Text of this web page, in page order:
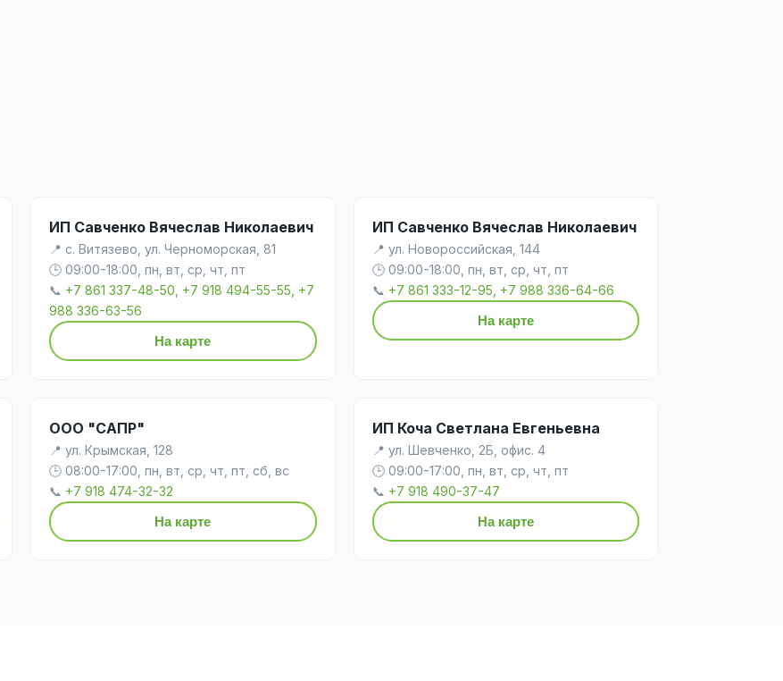
ИП Савченко Вячеслав Николаевич
📍 с. Витязево, ул. Черноморская, 81
🕒 09:00-18:00, пн, вт, ср, чт, пт
📞 +7 861 337-48-50, +7 918 494-55-55, +7
988 336-63-56
На карте
ИП Савченко Вячеслав Николаевич
📍 ул. Новороссийская, 144
🕒 09:00-18:00, пн, вт, ср, чт, пт
📞 +7 861 333-12-95, +7 988 336-64-66
На карте
ООО "САПР"
📍 ул. Крымская, 128
🕒 08:00-17:00, пн, вт, ср, чт, пт, сб, вс
📞 +7 918 474-32-32
На карте
ИП Коча Светлана Евгеньевна
📍 ул. Шевченко, 2Б, офис. 4
🕒 09:00-17:00, пн, вт, ср, чт, пт
📞 +7 918 490-37-47
На карте